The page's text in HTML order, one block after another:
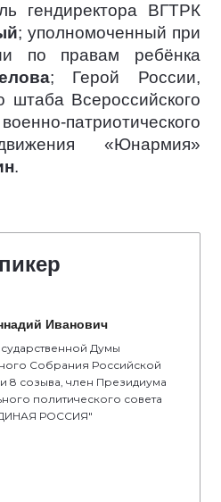
гендиректора ВГТРК
; уполномоченный при
по правам ребёнка
; Герой России,
штаба Всероссийского
патриотического
«Юнармия»
.
Иванович
Думы
Собрания Российской
8 созыва, член Президиума
политического совета
РОССИЯ"